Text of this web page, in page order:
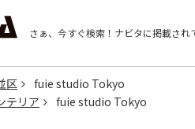
さぁ、今すぐ検索！ ナビタに掲載され
区
fuie studio Tokyo
テリア fuie studio Tokyo